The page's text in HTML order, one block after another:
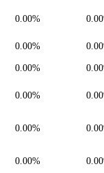
0.00%
0.00%
0.00%
0.00%
0.00%
0.00%